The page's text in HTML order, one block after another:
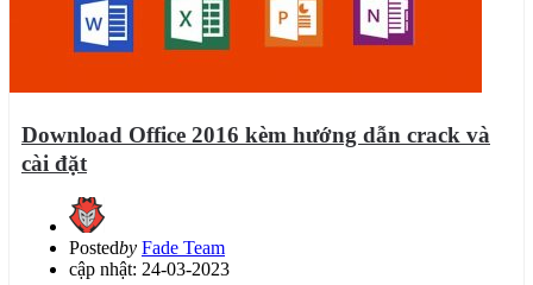
Download Office 2016 kèm hướng dẫn crack và
cài đặt
Postedby Fade Team
cập nhật: 24-03-2023